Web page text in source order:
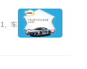
、车